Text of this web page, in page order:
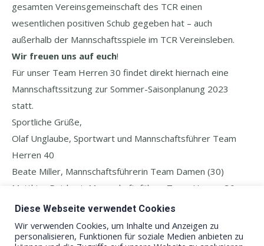
gesamten Vereinsgemeinschaft des TCR einen
wesentlichen positiven Schub gegeben hat – auch
außerhalb der Mannschaftsspiele im TCR Vereinsleben.
Wir freuen uns auf euch!
Für unser Team Herren 30 findet direkt hiernach eine
Mannschaftssitzung zur Sommer-Saisonplanung 2023
statt.
Sportliche Grüße,
Olaf Unglaube, Sportwart und Mannschaftsführer Team
Herren 40
Beate Miller, Mannschaftsführerin Team Damen (30)
Matthias Reichert , Mannschaftsführer Team Herren 30
Bardo Bayer-Roßmann, Mannschaftsführer Team Herren
50
Diese Webseite verwendet Cookies
Wir verwenden Cookies, um Inhalte und Anzeigen zu
personalisieren, Funktionen für soziale Medien anbieten zu